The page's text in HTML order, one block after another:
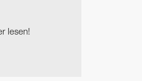
lesen!